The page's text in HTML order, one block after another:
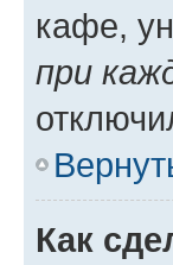
кафе,
при
Как